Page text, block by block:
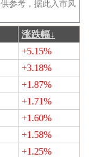
参考，据此入市风
涨跌幅↓
+5.15%
+3.18%
+1.87%
+1.71%
+1.60%
+1.58%
+1.25%